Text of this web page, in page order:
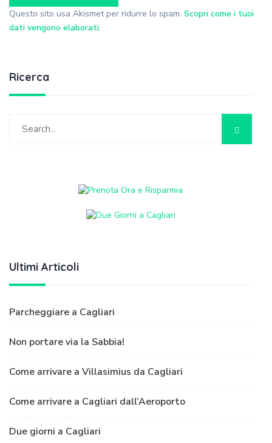
Questo sito usa Akismet per ridurre lo spam. Scopri come i tuoi
dati vengono elaborati.
Ricerca
Ultimi Articoli
Parcheggiare a Cagliari
Non portare via la Sabbia!
Come arrivare a Villasimius da Cagliari
Come arrivare a Cagliari dall’Aeroporto
Due giorni a Cagliari